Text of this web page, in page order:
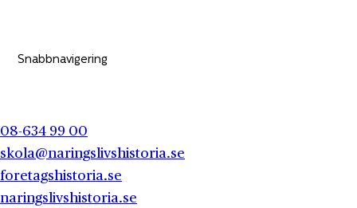
Snabbnavigering
08-634 99 00
skola@naringslivshistoria.se
foretagshistoria.se
naringslivshistoria.se